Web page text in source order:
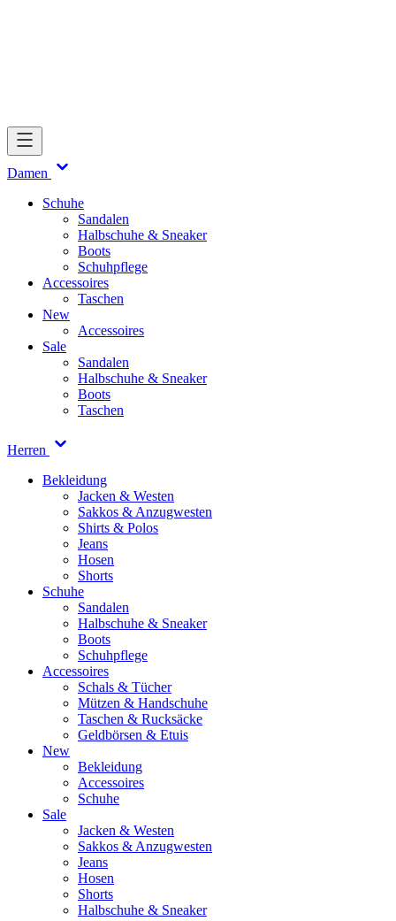
Damen
Schuhe
Sandalen
Halbschuhe & Sneaker
Boots
Schuhpflege
Accessoires
Taschen
New
Accessoires
Sale
Sandalen
Halbschuhe & Sneaker
Boots
Taschen
Herren
Bekleidung
Jacken & Westen
Sakkos & Anzugwesten
Shirts & Polos
Jeans
Hosen
Shorts
Schuhe
Sandalen
Halbschuhe & Sneaker
Boots
Schuhpflege
Accessoires
Schals & Tücher
Mützen & Handschuhe
Taschen & Rucksäcke
Geldbörsen & Etuis
New
Bekleidung
Accessoires
Schuhe
Sale
Jacken & Westen
Sakkos & Anzugwesten
Jeans
Hosen
Shorts
Halbschuhe & Sneaker